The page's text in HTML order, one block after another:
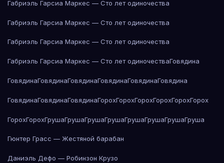
Габриэль Гарсиа Маркес — Сто лет одиночества
Габриэль Гарсиа Маркес — Сто лет одиночества
Габриэль Гарсиа Маркес — Сто лет одиночества
Габриэль Гарсиа Маркес — Сто лет одиночестваГовядина
ГовядинаГовядинаГовядинаГовядинаГовядинаГовядина
ГовядинаГовядинаГовядинаГорохГорохГорохГорохГорохГорох
ГорохГорохГрушаГрушаГрушаГрушаГрушаГрушаГрушаГруша
Гюнтер Грасс — Жестяной барабан
Даниэль Дефо — Робинзон Крузо